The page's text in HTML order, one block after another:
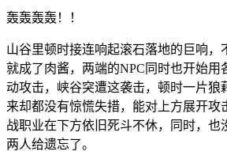
轰轰轰轰！！
山谷里顿时接连响起滚石落地的巨响，
就成了肉酱，两端的NPC同时也开始用
动攻击，峡谷突遭这袭击，顿时一片狼
来却都没有惊慌失措，能对上方展开攻
战职业在下方依旧死斗不休，同时，也
两人给遗忘了。